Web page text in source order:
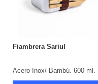
Fiambrera Sariul
Acero Inox/ Bambú. 600 ml.